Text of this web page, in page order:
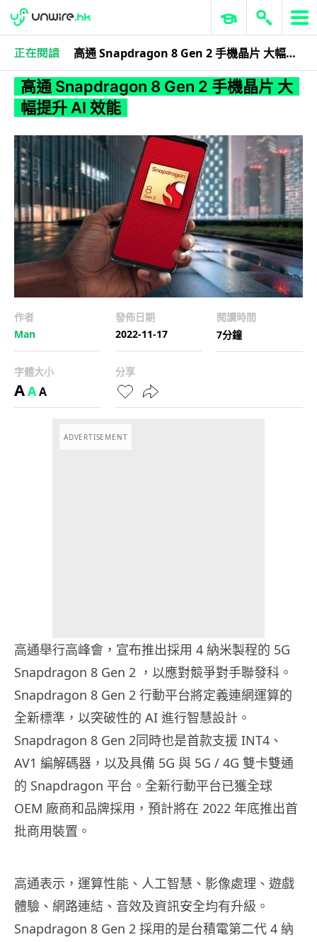
高通 Snapdragon 8 Gen 2 手機晶片 大幅提升 AI 效能
科技娛樂 科技新聞
高通 Snapdragon 8 Gen 2 手機晶片 大
幅提升 AI 效能
作者
Man
發佈日期
2022-11-17
閱讀時間
7分鐘
字體大小
AAA
分享
ADVERTISEMENT
高通舉行高峰會，宣布推出採用 4 納米製程的 5G
Snapdragon 8 Gen 2 ，以應對競爭對手聯發科。
Snapdragon 8 Gen 2 行動平台將定義連網運算的
全新標準，以突破性的 AI 進行智慧設計。
Snapdragon 8 Gen 2同時也是首款支援 INT4、
AV1 編解碼器，以及具備 5G 與 5G / 4G 雙卡雙通
的 Snapdragon 平台。全新行動平台已獲全球
OEM 廠商和品牌採用，預計將在 2022 年底推出首
批商用裝置。
高通表示，運算性能、人工智慧、影像處理、遊戲
體驗、網路連結、音效及資訊安全均有升級。
Snapdragon 8 Gen 2 採用的是台積電第二代 4 納